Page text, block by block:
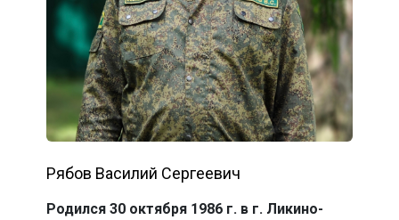
Рябов Василий Сергеевич
Родился 30 октября 1986 г. в г. Ликино-